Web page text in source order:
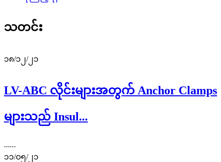
သတင်း
၁၈/၁၂/၂၁
LV-ABC လိုင်းများအတွက် Anchor Clamps
များသည် Insul...
......
၁၁/၀၅/၂၁